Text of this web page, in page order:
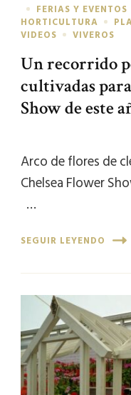
FERIAS Y EVENTOS
HORTICULTURA
VIDEOS
VIVEROS
Un recorrido
cultivadas
Show de este
Arco de flores de
Chelsea Flower
…
SEGUIR LEYENDO